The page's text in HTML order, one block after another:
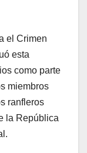
el Crimen
esta
como parte
miembros
ranfleros
la República